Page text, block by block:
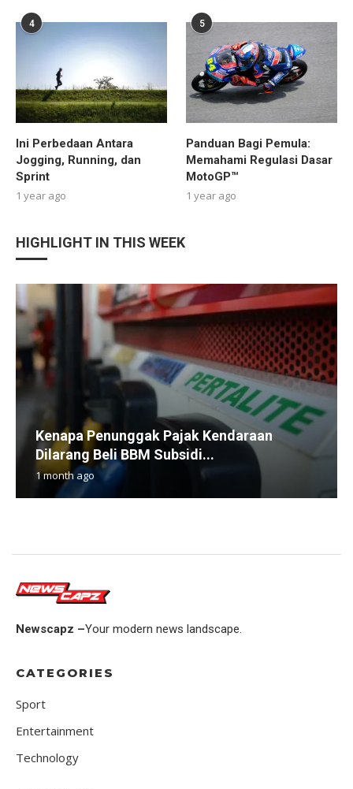
4
Ini Perbedaan Antara
Jogging, Running, dan
Sprint
1 year ago
5
Panduan Bagi Pemula:
Memahami Regulasi Dasar
MotoGP™
1 year ago
HIGHLIGHT IN THIS WEEK
Kenapa Penunggak Pajak Kendaraan
Dilarang Beli BBM Subsidi...
1 month ago
Newscapz –Your modern news landscape.
CATEGORIES
Sport
Entertainment
Technology